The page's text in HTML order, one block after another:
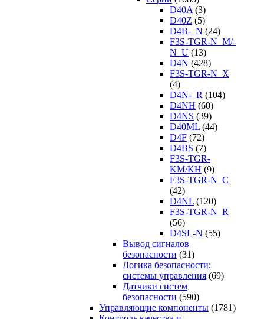
D40A (3)
D40Z (5)
D4B-_N (24)
F3S-TGR-N_M/-
N_U (13)
D4N (428)
F3S-TGR-N_X
(4)
D4N-_R (104)
D4NH (60)
D4NS (39)
D40ML (44)
D4F (72)
D4BS (7)
F3S-TGR-
KM/KH (9)
F3S-TGR-N_C
(42)
D4NL (120)
F3S-TGR-N_R
(56)
D4SL-N (55)
Вывод сигналов
безопасности (31)
Логика безопасности;
системы управления (69)
Датчики систем
безопасности (590)
Управляющие компоненты (1781)